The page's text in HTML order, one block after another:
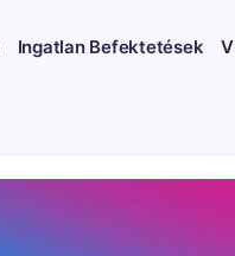
Ingatlan Befektetések